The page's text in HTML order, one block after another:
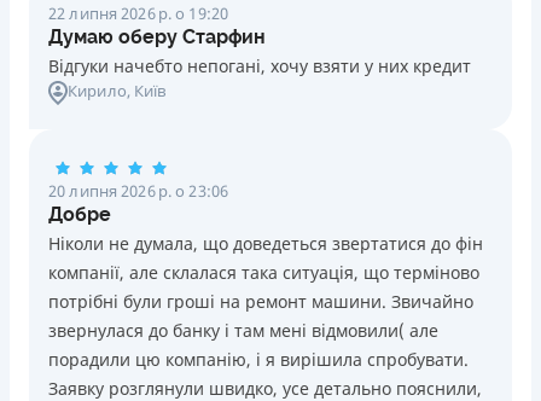
22 липня 2026 р. о 19:20
Думаю оберу Старфин
Відгуки начебто непогані, хочу взяти у них кредит
Кирило, Київ
20 липня 2026 р. о 23:06
Добре
Ніколи не думала, що доведеться звертатися до фін
компанії, але склалася така ситуація, що терміново
потрібні були гроші на ремонт машини. Звичайно
звернулася до банку і там мені відмовили( але
порадили цю компанію, і я вирішила спробувати.
Заявку розглянули швидко, усе детально пояснили,